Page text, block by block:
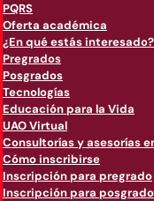
PQRS
Oferta académica
¿En qué estás interesado?
Pregrados
Posgrados
Tecnologías
Educación para la Vida
UAO Virtual
Consultorías y asesorías
Cómo inscribirse
Inscripción para pregrado
Inscripción para posgrado